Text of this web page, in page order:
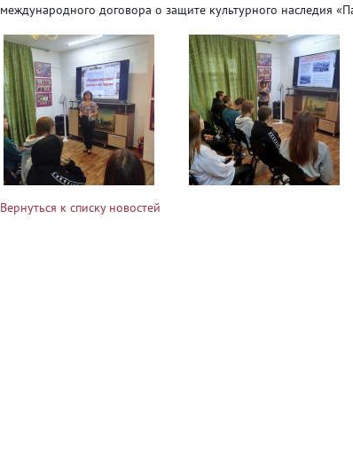
международного договора о защите культурного наследия
Вернуться к списку новостей